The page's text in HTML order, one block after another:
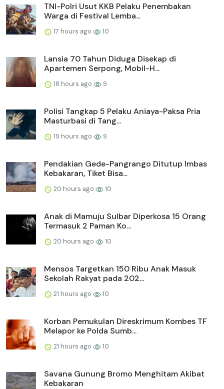
TNI-Polri Usut KKB Pelaku Penembakan
Warga di Festival Lemba...
17 hours ago 10
Lansia 70 Tahun Diduga Disekap di
Apartemen Serpong, Mobil-H...
18 hours ago 9
Polisi Tangkap 5 Pelaku Aniaya-Paksa Pria
Masturbasi di Tang...
19 hours ago 9
Pendakian Gede-Pangrango Ditutup Imbas
Kebakaran, Tiket Bisa...
20 hours ago 10
Anak di Mamuju Sulbar Diperkosa 15 Orang
Termasuk 2 Paman Ko...
20 hours ago 10
Mensos Targetkan 150 Ribu Anak Masuk
Sekolah Rakyat pada 202...
21 hours ago 10
Korban Pemukulan Direskrimum Kombes TF
Melapor ke Polda Sumb...
21 hours ago 10
Savana Gunung Bromo Menghitam Akibat
Kebakaran